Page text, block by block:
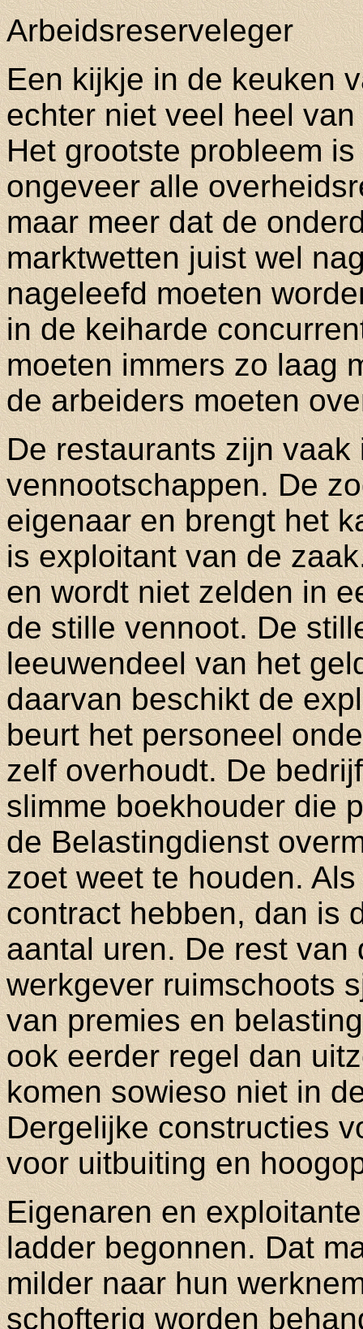
Arbeidsreserveleger
Een kijkje in de keuken
echter niet veel heel
Het grootste probleem
ongeveer alle
maar meer dat de
marktwetten juist wel
nageleefd moeten
in de keiharde
moeten immers zo laag
de arbeiders moeten
De restaurants zijn vaak
vennootschappen. De
eigenaar en brengt het
is exploitant van de
en wordt niet zelden in
de stille vennoot. De
leeuwendeel van het
daarvan beschikt de
beurt het personeel
zelf overhoudt. De
slimme boekhouder die
de Belastingdienst
zoet weet te houden.
contract hebben, dan is
aantal uren. De rest
werkgever ruimschoots
van premies en
ook eerder regel dan
komen sowieso niet in
Dergelijke constructies
voor uitbuiting en
Eigenaren en
ladder begonnen. Dat
milder naar hun
schofterig worden